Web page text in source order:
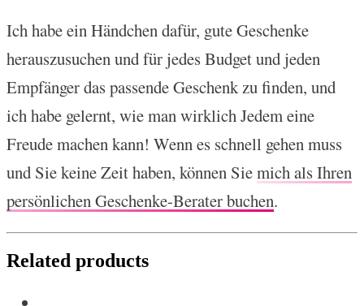
Ich habe ein Händchen dafür, gute Geschenke
herauszusuchen und für jedes Budget und jeden
Empfänger das passende Geschenk zu finden, und
ich habe gelernt, wie man wirklich Jedem eine
Freude machen kann! Wenn es schnell gehen muss
und Sie keine Zeit haben, können Siemich als Ihren
persönlichen Geschenke-Berater buchen.
Related products